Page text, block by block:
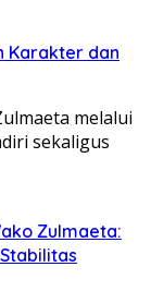
Karakter dan
melalui
sekaligus
Zulmaeta: